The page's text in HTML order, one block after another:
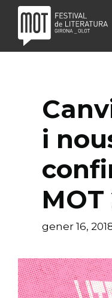
contingut
i
MOT
gener 16,